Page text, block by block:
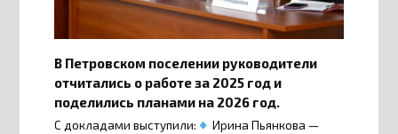
В Петровском поселении руководители
отчитались о работе за 2025 год и
поделились планами на 2026 год.
С докладами выступили: Ирина Пьянкова —